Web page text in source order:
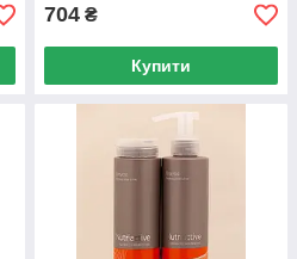
704 ₴
Купити